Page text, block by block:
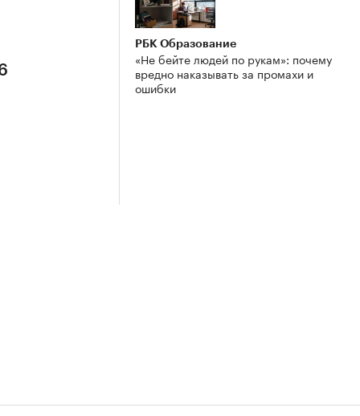
РБК Образование
«Не бейте людей по рукам»: почему
вредно наказывать за промахи и
ошибки